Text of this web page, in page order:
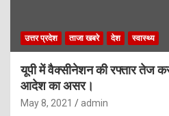
उत्तर प्रदेश ताजा खबरे देश स्वास्थ्य
यूपी में वैक्सीनेशन की रफ्तार तेज
आदेश का असर।
May 8, 2021 admin